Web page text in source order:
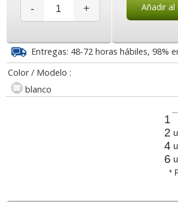
- + Añadir al
Entregas: 48-72 horas hábiles, 98%
Color / Modelo :
blanco
*
1
2
4
6